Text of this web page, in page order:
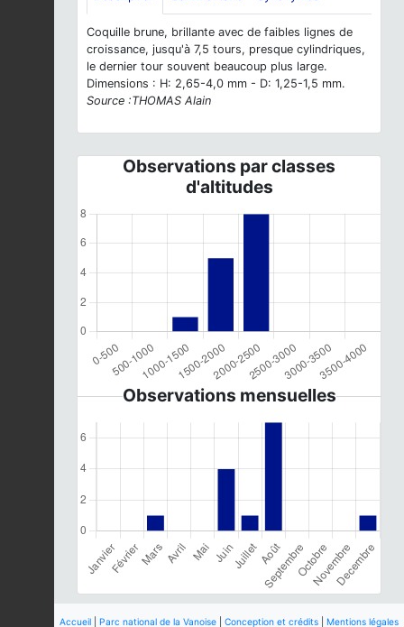
Coquille brune, brillante avec de faibles lignes de
croissance, jusqu'à 7,5 tours, presque cylindriques,
le dernier tour souvent beaucoup plus large.
Dimensions : H: 2,65-4,0 mm - D: 1,25-1,5 mm.
Source :THOMAS Alain
Observations par classes
d'altitudes
Observations mensuelles
Accueil Parc national de la Vanoise Conception et crédits Mentions légales